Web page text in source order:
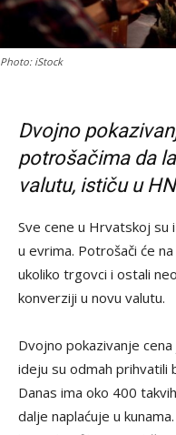
Photo: iStock
Dvojno
potrošačima da
valutu, ističu u
Sve cene u Hrvatskoj su
u evrima. Potrošači će
ukoliko trgovci i ostali
konverziji u novu valutu.
Dvojno pokazivanje
ideju su odmah prihvatili
Danas ima oko 400
dalje naplaćuje u